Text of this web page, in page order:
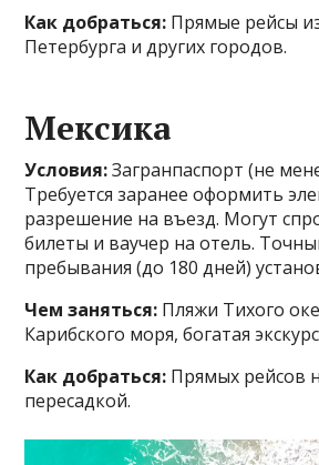
Как добраться: Прямые рейсы
Петербурга и других городов.
Мексика
Условия:Загранпаспорт (не
Требуется заранее оформить
разрешение на въезд. Могут
билеты и ваучер на отель.
пребывания (до 180 дней)
Чем заняться: Пляжи Тихого
Карибского моря, богатая
Как добраться: Прямых рейсов
пересадкой.